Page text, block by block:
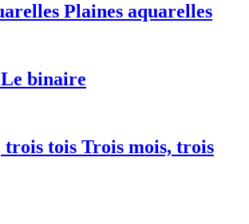
Plaines aquarelles
Le binaire
Trois mois, trois